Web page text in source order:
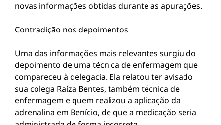
novas informações obtidas durante as apurações.
Contradição nos depoimentos
Uma das informações mais relevantes surgiu do
depoimento de uma técnica de enfermagem que
compareceu à delegacia. Ela relatou ter avisado
sua colega Raíza Bentes, também técnica de
enfermagem e quem realizou a aplicação da
adrenalina em Benício, de que a medicação seria